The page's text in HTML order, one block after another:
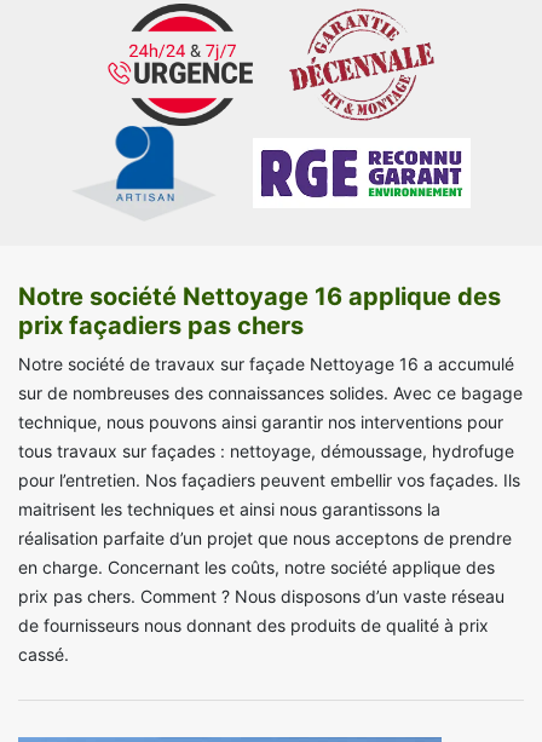
Notre société Nettoyage 16 applique des
prix façadiers pas chers
Notre société de travaux sur façade Nettoyage 16 a accumulé
sur de nombreuses des connaissances solides. Avec ce bagage
technique, nous pouvons ainsi garantir nos interventions pour
tous travaux sur façades : nettoyage, démoussage, hydrofuge
pour l’entretien. Nos façadiers peuvent embellir vos façades. Ils
maitrisent les techniques et ainsi nous garantissons la
réalisation parfaite d’un projet que nous acceptons de prendre
en charge. Concernant les coûts, notre société applique des
prix pas chers. Comment ? Nous disposons d’un vaste réseau
de fournisseurs nous donnant des produits de qualité à prix
cassé.